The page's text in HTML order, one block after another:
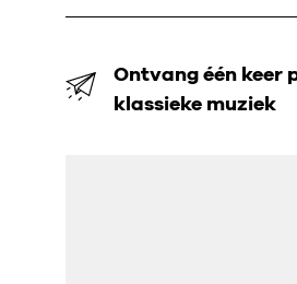
Ontvang één keer
klassieke muziek